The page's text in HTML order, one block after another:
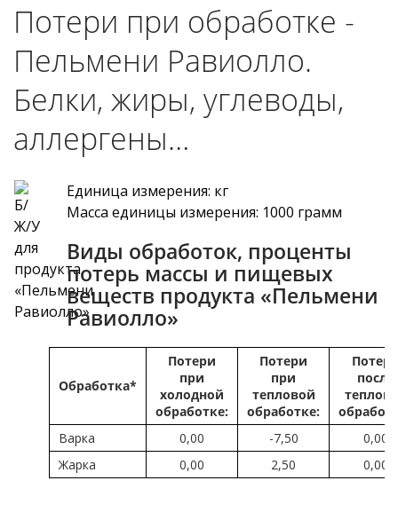
Потери при обработке -
Пельмени Равиолло.
Белки, жиры, углеводы,
аллергены…
Единица измерения: кг
Масса единицы измерения: 1000 грамм
Виды обработок, проценты
потерь массы и пищевых
веществ продукта «Пельмени
Равиолло»
Обработка*
Потери
при
холодной
обработке:
Потери
при
тепловой
обработке:
после
Варка
0,00 -7,50
0,00
Жарка
0,00 2,50 0,00